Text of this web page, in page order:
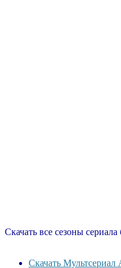
Скачать все сезоны сериала
Скачать Мультсериал